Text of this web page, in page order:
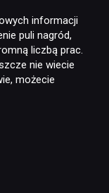
informacji
puli nagród,
liczbą prac.
nie wiecie
możecie